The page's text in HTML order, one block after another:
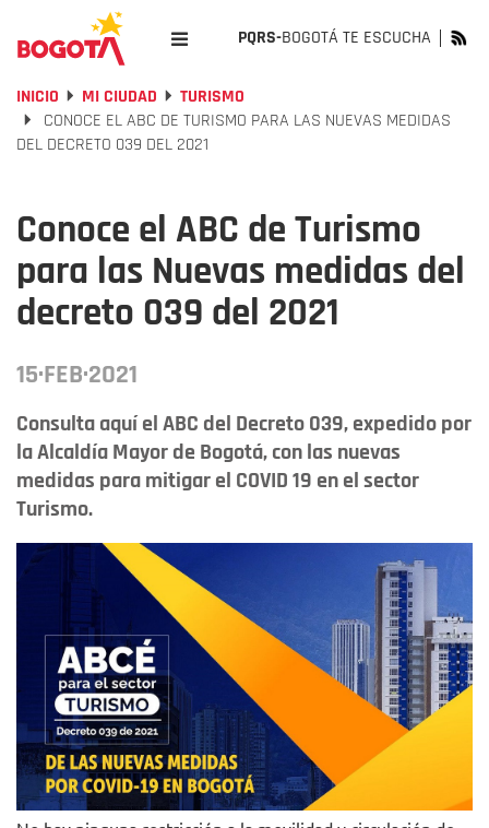
PQRS-BOGOTÁ TE ESCUCHA
INICIO MI CIUDAD
TURISMO
CONOCE EL ABC DE TURISMO PARA LAS NUEVAS MEDIDAS
DEL DECRETO 039 DEL 2021
Conoce el ABC de Turismo
para las Nuevas medidas del
decreto 039 del 2021
15·FEB·2021
Consulta aquí el ABC del Decreto 039, expedido por
la Alcaldía Mayor de Bogotá, con las nuevas
medidas para mitigar el COVID 19 en el sector
Turismo.